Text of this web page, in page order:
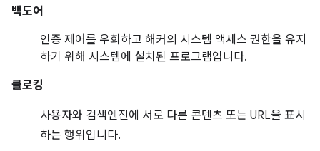
백도어
인증 제어를 우회하고 해커의 시스템 액세스 권한을 유지
하기 위해 시스템에 설치된 프로그램입니다.
클로킹
사용자와 검색엔진에 서로 다른 콘텐츠 또는 URL을 표시
하는 행위입니다.